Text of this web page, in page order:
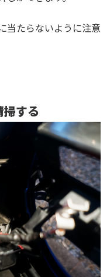
当たらないように注意
する